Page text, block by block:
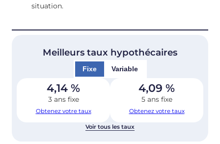
situation.
Meilleurs taux hypothécaires
Fixe Variable
4,14 %
3 ans fixe
Obtenez votre taux
4,09 %
5 ans fixe
Obtenez votre taux
Voir tous les taux